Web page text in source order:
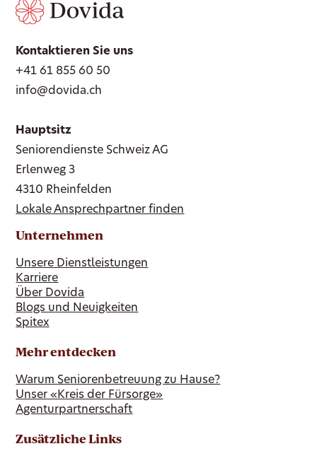
Kontaktieren Sie uns
+41 61 855 60 50
info@dovida.ch
Hauptsitz
Seniorendienste Schweiz AG
Erlenweg 3
4310 Rheinfelden
Lokale Ansprechpartner finden
Unternehmen
Unsere Dienstleistungen
Karriere
Über Dovida
Blogs und Neuigkeiten
Spitex
Mehr entdecken
Warum Seniorenbetreuung zu Hause?
Unser «Kreis der Fürsorge»
Agenturpartnerschaft
Zusätzliche Links